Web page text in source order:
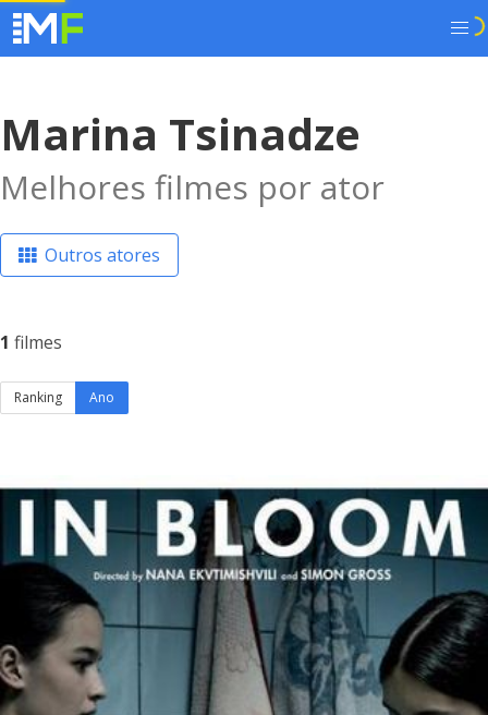
Marina Tsinadze
Melhores filmes por ator
Outros atores
1 filmes
Ranking Ano